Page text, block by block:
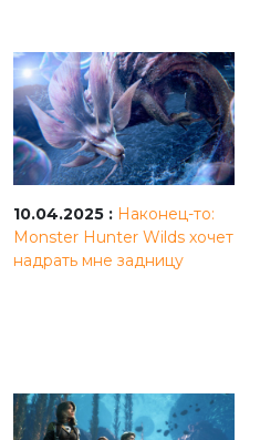
10.04.2025 : Наконец-то:
Monster Hunter Wilds хочет
надрать мне задницу